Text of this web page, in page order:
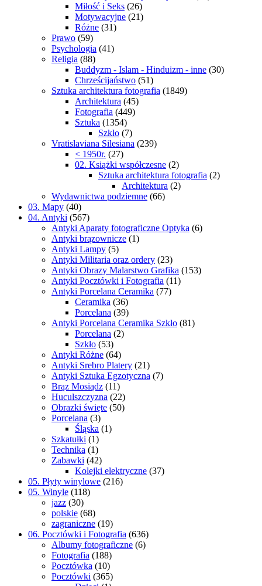
Miłość i Seks (26)
Motywacyjne (21)
Różne (31)
Prawo (59)
Psychologia (41)
Religia (88)
Buddyzm - Islam - Hinduizm - inne (30)
Chrześcijaństwo (51)
Sztuka architektura fotografia (1849)
Architektura (45)
Fotografia (449)
Sztuka (1354)
Szkło (7)
Vratislaviana Silesiana (239)
< 1950r. (27)
02. Książki współczesne (2)
Sztuka architektura fotografia (2)
Architektura (2)
Wydawnictwa podziemne (66)
03. Mapy (40)
04. Antyki (567)
Antyki Aparaty fotograficzne Optyka (6)
Antyki brązownicze (1)
Antyki Lampy (5)
Antyki Militaria oraz ordery (23)
Antyki Obrazy Malarstwo Grafika (153)
Antyki Pocztówki i Fotografia (11)
Antyki Porcelana Ceramika (77)
Ceramika (36)
Porcelana (39)
Antyki Porcelana Ceramika Szkło (81)
Porcelana (2)
Szkło (53)
Antyki Różne (64)
Antyki Srebro Platery (21)
Antyki Sztuka Egzotyczna (7)
Brąz Mosiądz (11)
Huculszczyzna (22)
Obrazki święte (50)
Porcelana (3)
Śląska (1)
Szkatułki (1)
Technika (1)
Zabawki (42)
Kolejki elektryczne (37)
05. Płyty winylowe (216)
05. Winyle (118)
jazz (30)
polskie (68)
zagraniczne (19)
06. Pocztówki i Fotografia (636)
Albumy fotograficzne (6)
Fotografia (188)
Pocztówka (10)
Pocztówki (365)